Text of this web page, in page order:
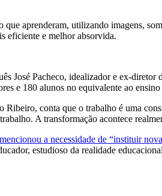
aprenderam, utilizando imagens,
eficiente e melhor absorvida.
José Pacheco, idealizador e ex-
e 180 alunos no equivalente ao
conta que o trabalho é uma
A transformação acontece
a necessidade de “instituir
estudioso da realidade